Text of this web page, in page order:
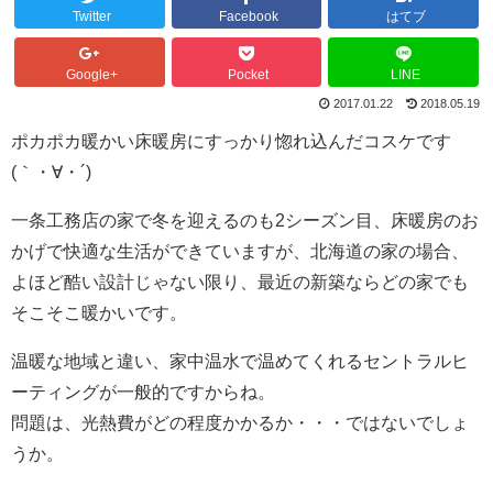
Twitter Facebook はてブ
Google+ Pocket LINE
2017.01.22 2018.05.19
ポカポカ暖かい床暖房にすっかり惚れ込んだコスケです
(｀・∀・´)
一条工務店の家で冬を迎えるのも2シーズン目、床暖房のお
かげで快適な生活ができていますが、北海道の家の場合、
よほど酷い設計じゃない限り、最近の新築ならどの家でも
そこそこ暖かいです。
温暖な地域と違い、家中温水で温めてくれるセントラルヒ
ーティングが一般的ですからね。
問題は、光熱費がどの程度かかるか・・・ではないでしょ
うか。